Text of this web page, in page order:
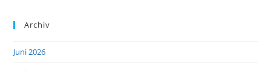
Archiv
Juni 2026